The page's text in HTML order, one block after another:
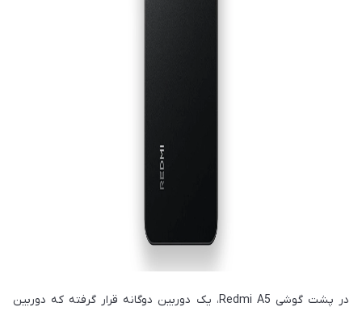
در پشت گوشی Redmi A5، یک دوربین دوگانه قرار گرفته که دوربین